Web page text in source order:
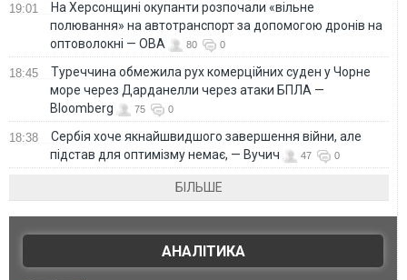
19:01
На Херсонщині окупанти розпочали «вільне
полювання» на автотранспорт за допомогою дронів на
оптоволокні — ОВА
80 0
18:45
Туреччина обмежила рух комерційних суден у Чорне
море через Дарданелли через атаки БПЛА —
Bloomberg
75 0
18:38
Сербія хоче якнайшвидшого завершення війни, але
підстав для оптимізму немає, — Вучич
47 0
БІЛЬШЕ
АНАЛІТИКА